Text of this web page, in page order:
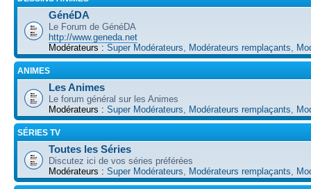
GénéDA
Le Forum de GénéDA
http://www.geneda.net
Modérateurs : Super Modérateurs Modérateurs remplaçants
ANIMES
Les Animes
Le forum général sur les Animes
Modérateurs : Super Modérateurs Modérateurs remplaçants
SÉRIES TV
Toutes les Séries
Discutez ici de vos séries préférées
Modérateurs : Super Modérateurs Modérateurs remplaçants